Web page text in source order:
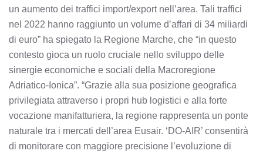
un aumento dei traffici import/export nell’area. Tali traffici
nel 2022 hanno raggiunto un volume d’affari di 34 miliardi
di euro” ha spiegato la Regione Marche, che “in questo
contesto gioca un ruolo cruciale nello sviluppo delle
sinergie economiche e sociali della Macroregione
Adriatico-Ionica”. “Grazie alla sua posizione geografica
privilegiata attraverso i propri hub logistici e alla forte
vocazione manifatturiera, la regione rappresenta un ponte
naturale tra i mercati dell’area Eusair. ‘DO-AIR’ consentirà
di monitorare con maggiore precisione l’evoluzione di